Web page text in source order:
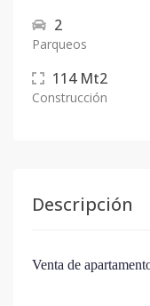
2
Parqueos
114 Mt2
Construcción
Descripción
Venta de